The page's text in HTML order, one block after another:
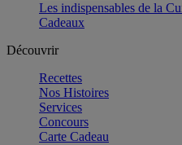
Les indispensables de la
Cadeaux
Découvrir
Recettes
Nos Histoires
Services
Concours
Carte Cadeau